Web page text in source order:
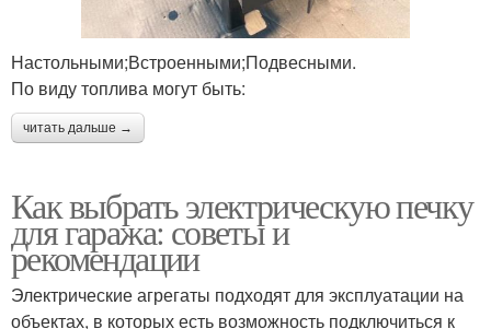
Настольными;Встроенными;Подвесными.
По виду топлива могут быть:
читать дальше →
Как выбрать электрическую печку
для гаража: советы и
рекомендации
Электрические агрегаты подходят для эксплуатации на
объектах, в которых есть возможность подключиться к